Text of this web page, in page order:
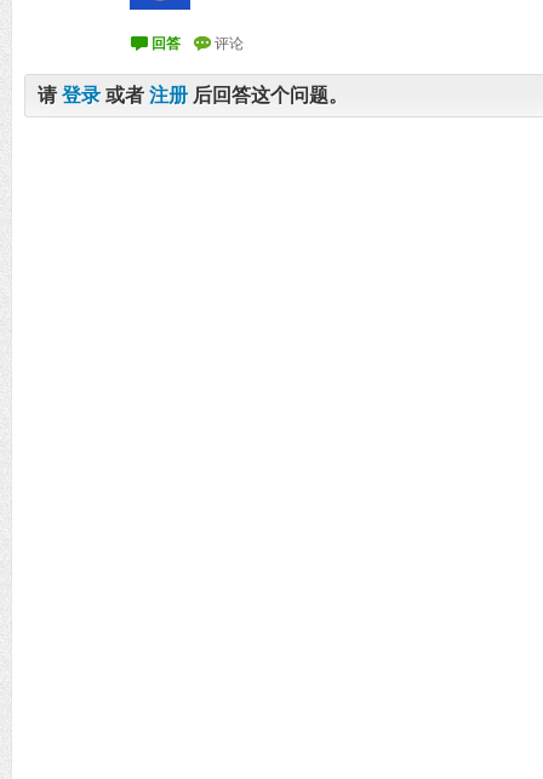
请登录 或者 注册 后回答这个问题。